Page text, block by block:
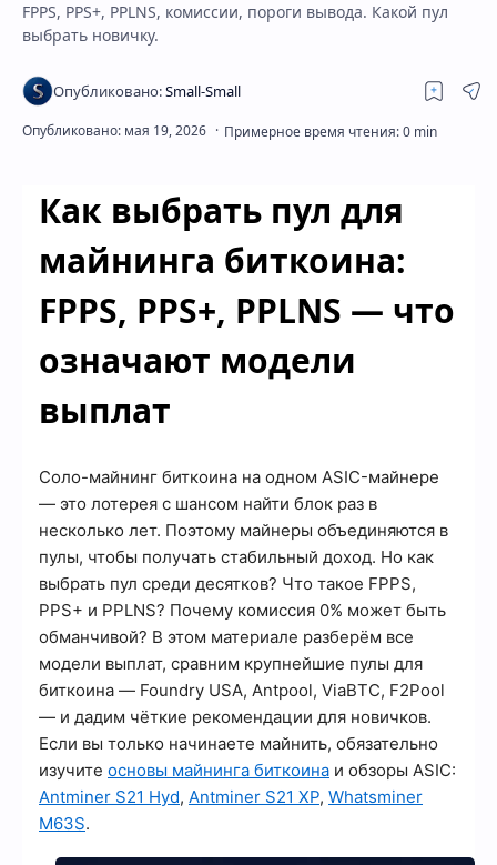
Скрытое меню
FPPS, PPS+, PPLNS, комиссии, пороги вывода. Какой пул
выбрать новичку.
Как выбрать пул для
майнинга биткоина:
FPPS, PPS+, PPLNS — что
означают модели
выплат
Соло-майнинг биткоина на одном ASIC-майнере
— это лотерея с шансом найти блок раз в
несколько лет. Поэтому майнеры объединяются в
пулы, чтобы получать стабильный доход. Но как
выбрать пул среди десятков? Что такое FPPS,
PPS+ и PPLNS? Почему комиссия 0% может быть
обманчивой? В этом материале разберём все
модели выплат, сравним крупнейшие пулы для
биткоина — Foundry USA, Antpool, ViaBTC, F2Pool
— и дадим чёткие рекомендации для новичков.
Если вы только начинаете майнить, обязательно
изучите основы майнинга биткоина и обзоры ASIC:
Antminer S21 Hyd, Antminer S21 XP, Whatsminer
M63S.